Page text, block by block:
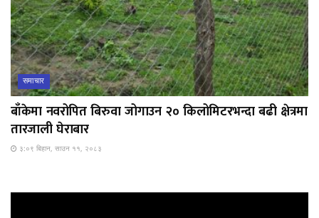
समाचार
बाँकेमा नवरोपित बिरुवा जोगाउन २० किलोमिटरभन्दा बढी क्षेत्रमा
तारजाली घेराबार
३:०९ बिहान, साउन ११, २०८३